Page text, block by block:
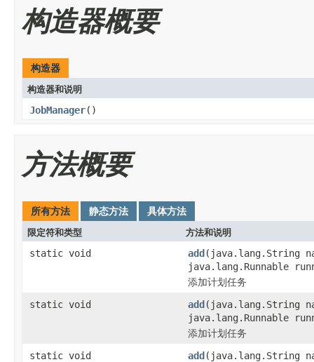
构造器概要
构造器
构造器和说明
JobManager()
方法概要
所有方法 静态方法 具体方法
限定符和类型 方法和说明
static void add(java.lang.String
java.lang.Runnable
添加计划任务
static void
add(java.lang.String
java.lang.Runnable
添加计划任务
static void
add(java.lang.String